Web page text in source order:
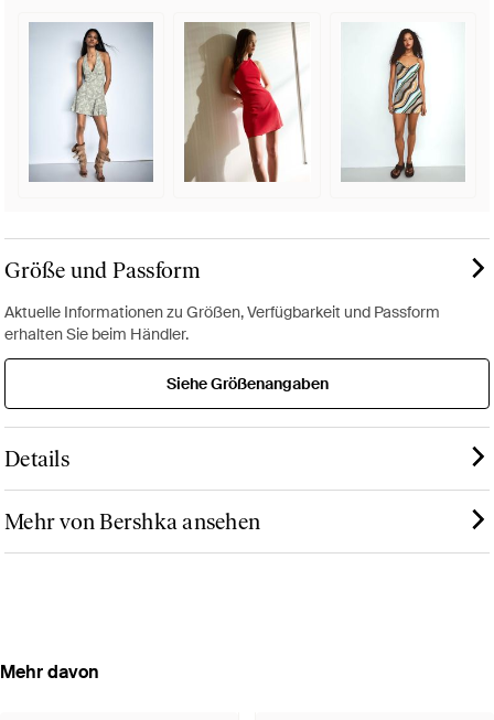
Größe und Passform
Aktuelle Informationen zu Größen, Verfügbarkeit und Passform
erhalten Sie beim Händler.
Siehe Größenangaben
Details
Mehr von Bershka ansehen
Mehr davon